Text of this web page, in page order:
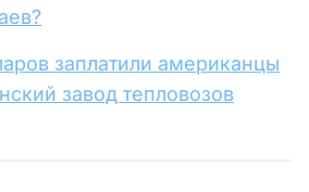
заплатили американцы
завод тепловозов